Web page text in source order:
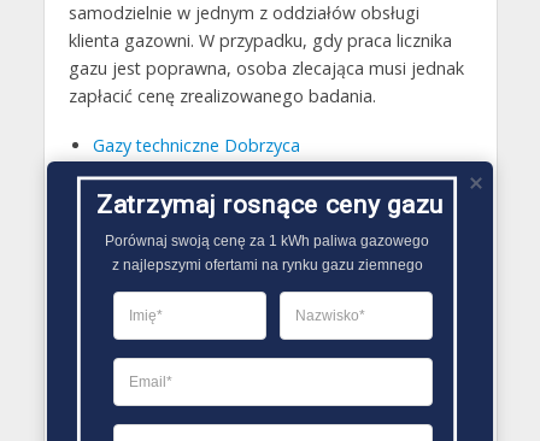
samodzielnie w jednym z oddziałów obsługi
klienta gazowni. W przypadku, gdy praca licznika
gazu jest poprawna, osoba zlecająca musi jednak
zapłacić cenę zrealizowanego badania.
Gazy techniczne Dobrzyca
Butle gazowe Dobrzyca
Gaz płynny Dobrzyca
LPG Dobrzyca
Dostawcy gazu Dobrzyca
PORÓWNYWARKA OFERT GAZU
Zatrzymaj rosnące ceny gazu
Porównaj swoją cenę za 1 kWh paliwa gazowego
z najlepszymi ofertami na rynku gazu ziemnego